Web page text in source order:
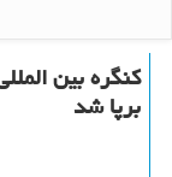
كنگره بین
برپا شد